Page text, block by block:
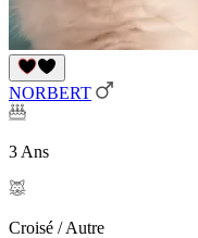
NORBERT
3 Ans
Croisé / Autre